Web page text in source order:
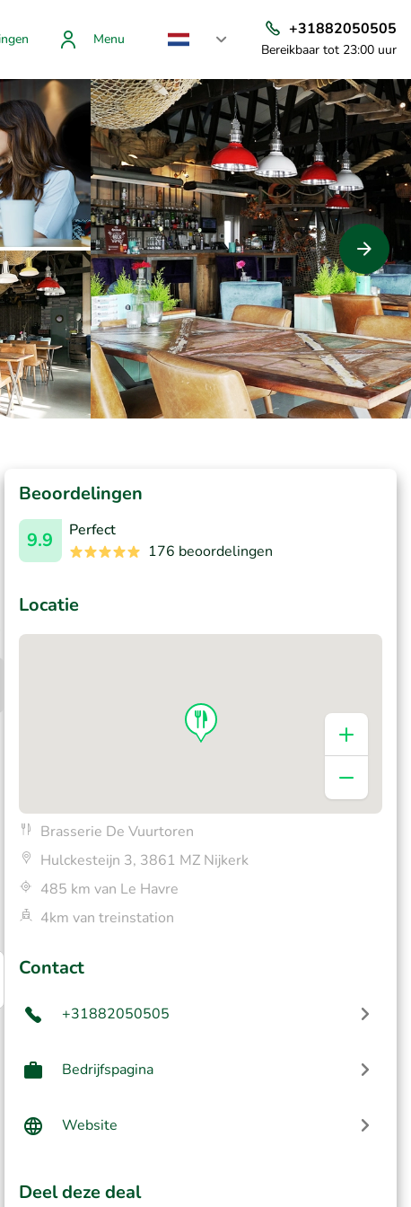
Menu
+31882050505
Bereikbaar tot 23:00 uur
Beoordelingen
9.9
Perfect
176 beoordelingen
Locatie
Brasserie De Vuurtoren
Hulckesteijn 3, 3861 MZ Nijkerk
485 km van Le Havre
4km van treinstation
Contact
+31882050505
Bedrijfspagina
Website
Deel deze deal